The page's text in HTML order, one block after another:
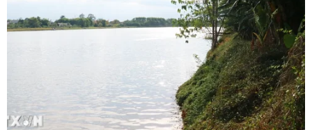
Dấu mốc quan trọng trong quan hệ